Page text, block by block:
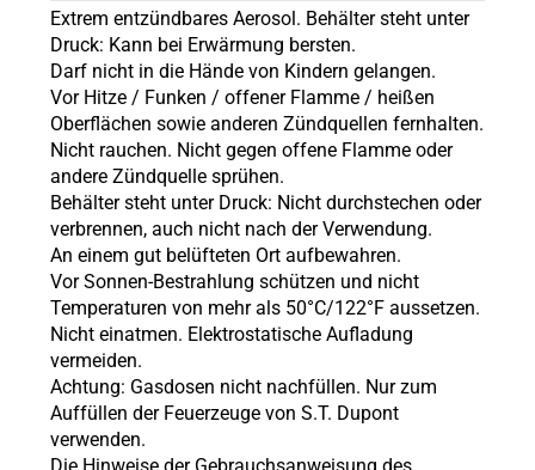
Extrem entzündbares Aerosol. Behälter steht unter
Druck: Kann bei Erwärmung bersten.
Darf nicht in die Hände von Kindern gelangen.
Vor Hitze / Funken / offener Flamme / heißen
Oberflächen sowie anderen Zündquellen fernhalten.
Nicht rauchen. Nicht gegen offene Flamme oder
andere Zündquelle sprühen.
Behälter steht unter Druck: Nicht durchstechen oder
verbrennen, auch nicht nach der Verwendung.
An einem gut belüfteten Ort aufbewahren.
Vor Sonnen-Bestrahlung schützen und nicht
Temperaturen von mehr als 50°C/122°F aussetzen.
Nicht einatmen. Elektrostatische Aufladung
vermeiden.
Achtung: Gasdosen nicht nachfüllen. Nur zum
Auffüllen der Feuerzeuge von S.T. Dupont
verwenden.